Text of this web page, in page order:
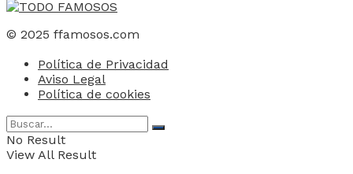
© 2025 ffamosos.com
Política de Privacidad
Aviso Legal
Política de cookies
No Result
View All Result